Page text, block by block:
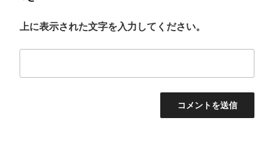
上に表示された文字を入力してください。